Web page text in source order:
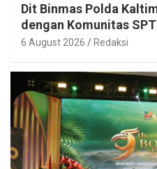
Dit Binmas Polda
dengan Komunitas
6 August 2026 Redaksi